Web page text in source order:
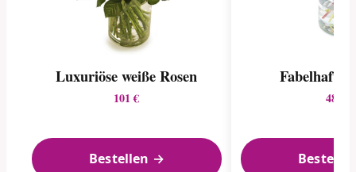
Luxuriöse weiße Rosen
101 €
Bestellen →
Fabelhafte
48 €